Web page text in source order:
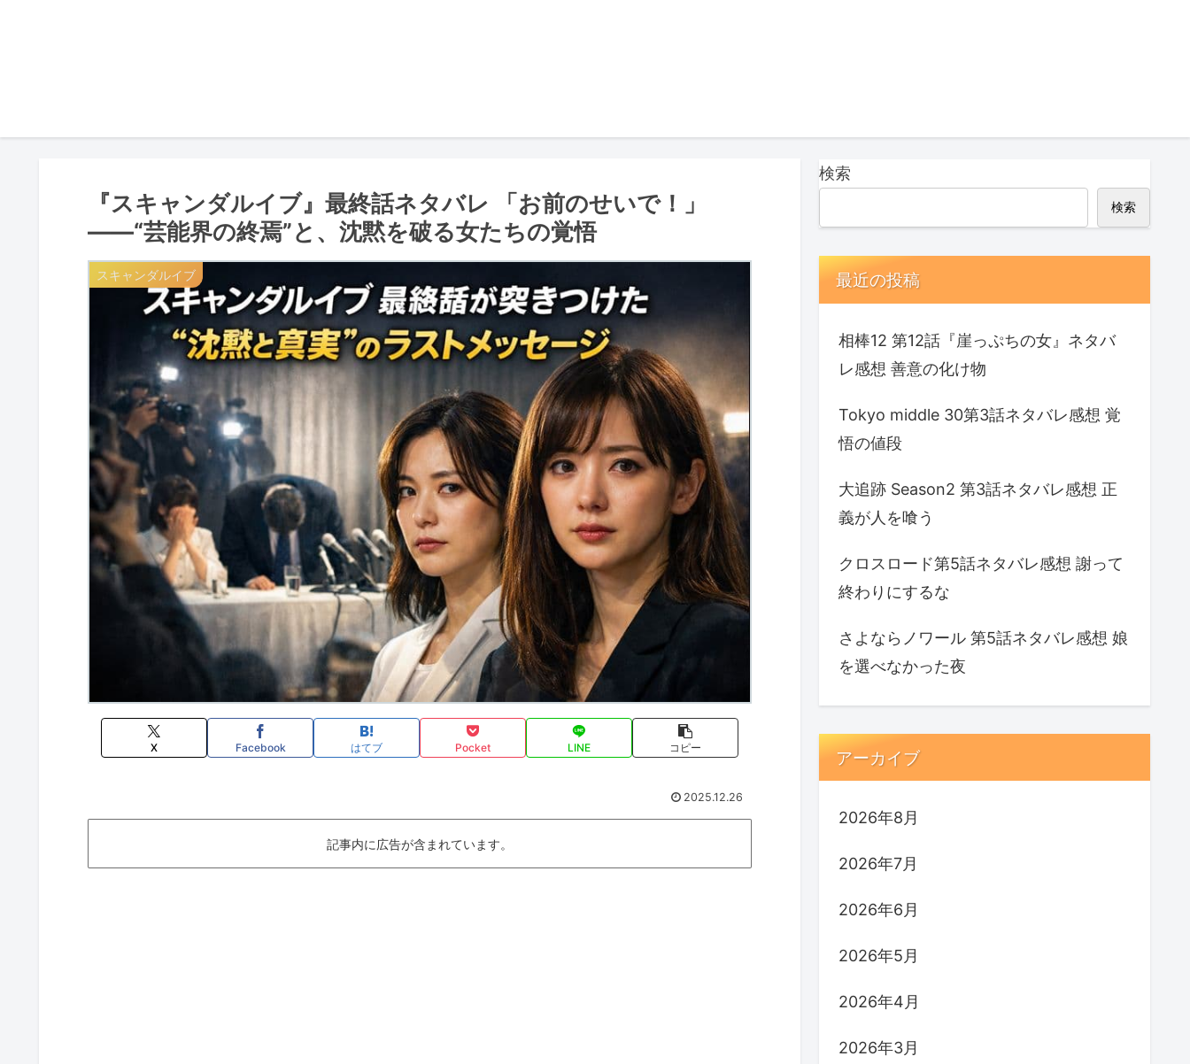
『スキャンダルイブ』最終話ネタバレ 「お前のせいで！」
――“芸能界の終焉”と、沈黙を破る女たちの覚悟
スキャンダルイブ
X Facebook はてブ Pocket LINE コピー
2025.12.26
記事内に広告が含まれています。
検索
検索
最近の投稿
相棒12 第12話『崖っぷちの女』ネタバ
レ感想 善意の化け物
Tokyo middle 30第3話ネタバレ感想 覚
悟の値段
大追跡 Season2 第3話ネタバレ感想 正
義が人を喰う
クロスロード第5話ネタバレ感想 謝って
終わりにするな
さよならノワール 第5話ネタバレ感想 娘
を選べなかった夜
アーカイブ
2026年8月
2026年7月
2026年6月
2026年5月
2026年4月
2026年3月